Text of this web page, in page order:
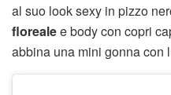
al suo look sexy in pizzo
florealee body con copri
abbina una mini gonna con